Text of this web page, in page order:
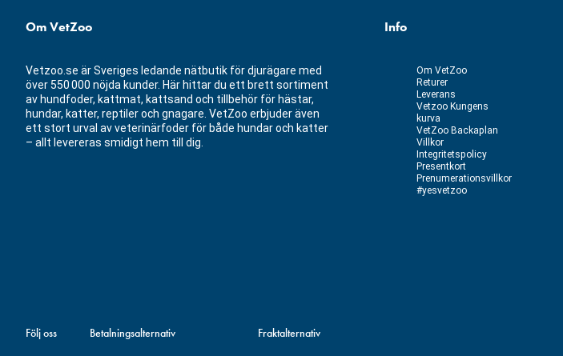
Om VetZoo
Vetzoo.se är Sveriges ledande nätbutik för djurägare med
över 550 000 nöjda kunder. Här hittar du ett brett sortiment
av hundfoder, kattmat, kattsand och tillbehör för hästar,
hundar, katter, reptiler och gnagare. VetZoo erbjuder även
ett stort urval av veterinärfoder för både hundar och katter
– allt levereras smidigt hem till dig.
Info
Om VetZoo
Returer
Leverans
Vetzoo Kungens
kurva
VetZoo Backaplan
Villkor
Integritetspolicy
Presentkort
Prenumerationsvillkor
#yesvetzoo
Följ oss Betalningsalternativ Fraktalternativ